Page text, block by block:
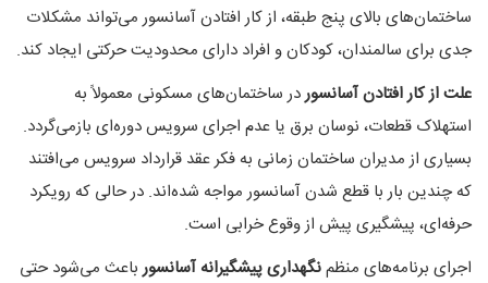
ساختمان‌های بالای پنج طبقه، از کار افتادن آسانسور می‌تواند مشکلات
جدی برای سالمندان، کودکان و افراد دارای محدودیت حرکتی ایجاد کند.
علت از کار افتادن آسانسوردر ساختمان‌های مسکونی معمولاً به
استهلاک قطعات، نوسان برق یا عدم اجرای سرویس دوره‌ای بازمی‌گردد.
بسیاری از مدیران ساختمان زمانی به فکر عقد قرارداد سرویس می‌افتند
که چندین بار با قطع شدن آسانسور مواجه شده‌اند. در حالی که رویکرد
حرفه‌ای، پیشگیری پیش از وقوع خرابی است.
اجرای برنامه‌های منظمنگهداری پیشگیرانه آسانسورباعث می‌شود حتی